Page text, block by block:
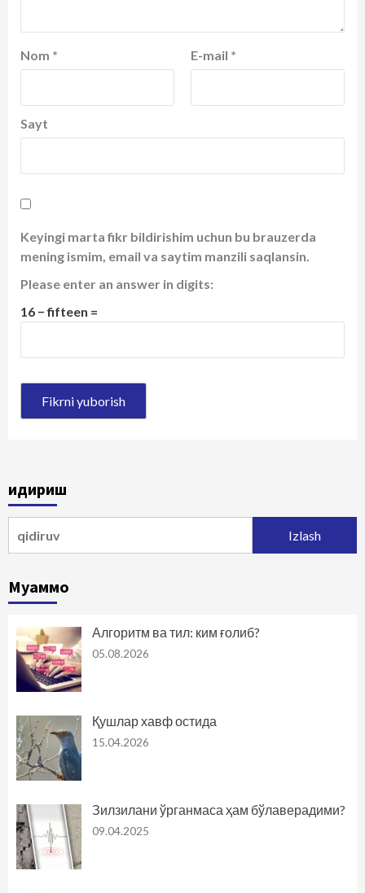
Nom * E-mail *
Sayt
Keyingi marta fikr bildirishim uchun bu brauzerda
mening ismim, email va saytim manzili saqlansin.
Please enter an answer in digits:
16 − fifteen =
Қидириш
Муаммо
Алгоритм ва тил: ким ғолиб?
05.08.2026
Қушлар хавф остида
15.04.2026
Зилзилани ўрганмаса ҳам бўлаверадими?
09.04.2025